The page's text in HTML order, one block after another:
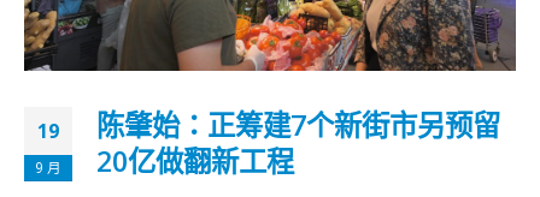
19
9 月
陈肇始：正筹建7个新街市另预留
20亿做翻新工程